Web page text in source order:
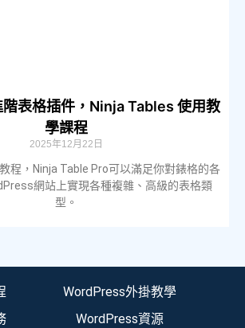
表格插件，Ninja Tables 使用教
學課程
2025年12月22日
程，Ninja Table Pro可以滿足你對錶格的各
網站上實現各種複雜、高級的表格類
型。
WordPress外掛教學
WordPress資源